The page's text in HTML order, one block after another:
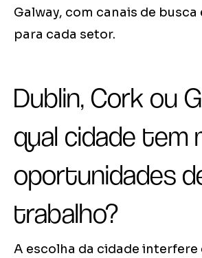
Galway, com canais de
para cada setor.
Dublin, Cork ou
qual cidade tem
oportunidades
trabalho?
A escolha da cidade